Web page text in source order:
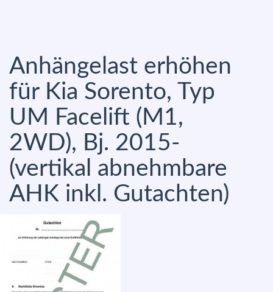
Anhängelast erhöhen
für Kia Sorento, Typ
UM Facelift (M1,
2WD), Bj. 2015-
(vertikal abnehmbare
AHK inkl. Gutachten)